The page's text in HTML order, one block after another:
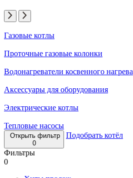
Газовые котлы
Проточные газовые колонки
Водонагреватели косвенного нагрева
Аксессуары для оборудования
Электрические котлы
Тепловые насосы
Открыть фильтр
0
Подобрать котёл
Фильтры
0